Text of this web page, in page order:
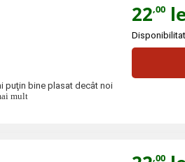
puţin bine plasat decât noi
mult
22,00
,00